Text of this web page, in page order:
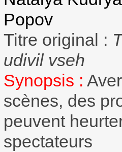
Popov
Titre original :
udivil vseh
Synopsis :
scènes, des
peuvent
spectateurs